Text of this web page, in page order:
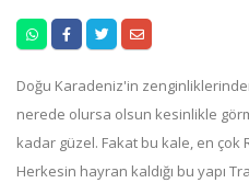
Doğu Karadeniz'in
nerede olursa olsun kesinlikle
kadar güzel. Fakat bu kale, en çok
Herkesin hayran kaldığı bu yapı